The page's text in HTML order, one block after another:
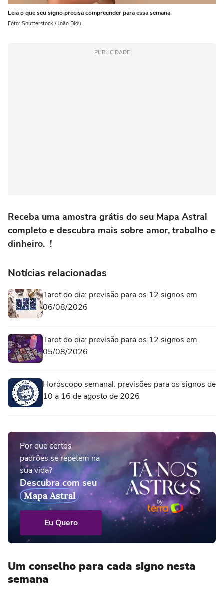
Leia o que seu signo precisa compreender para essa semana
Foto: Shutterstock / João Bidu
PUBLICIDADE
Receba uma amostra grátis do seu Mapa Astral
completo e descubra mais sobre amor, trabalho e
dinheiro. !
Notícias relacionadas
Tarot do dia: previsão para os 12 signos em
06/08/2026
Tarot do dia: previsão para os 12 signos em
05/08/2026
Horóscopo semanal: previsões para os signos de
10 a 16 de agosto de 2026
Por que certos
padrões se repetem na
sua vida?
Descubra com seu
Mapa Astral
Eu Quero
Um conselho para cada signo nesta
semana